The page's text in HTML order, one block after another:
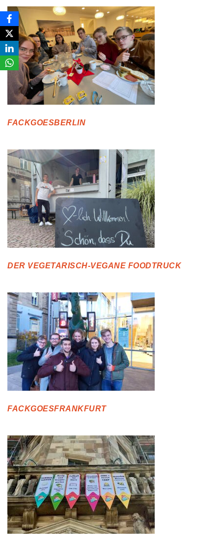
FACKGOESBERLIN
DER VEGETARISCH-VEGANE FOODTRUCK
FACKGOESFRANKFURT